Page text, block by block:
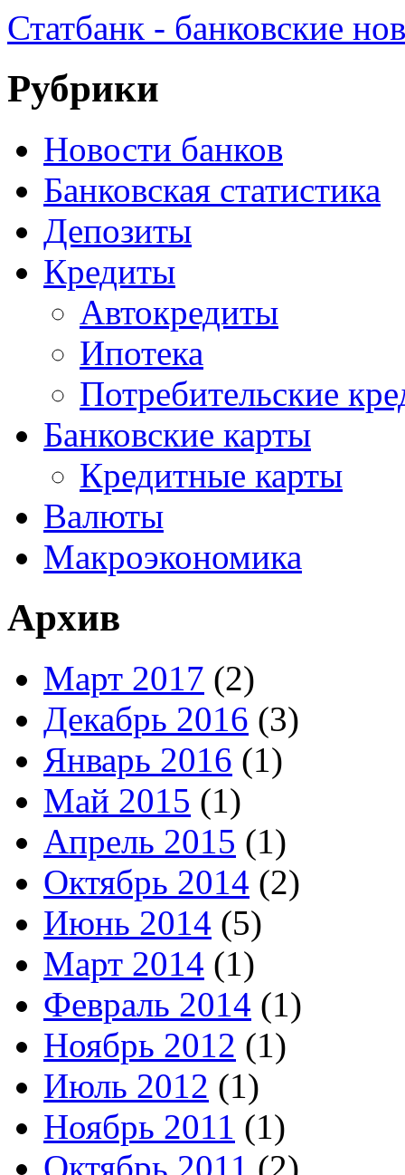
Статбанк - банковские
Рубрики
Новости банков
Банковская статистика
Депозиты
Кредиты
Автокредиты
Ипотека
Потребительские
Банковские карты
Кредитные карты
Валюты
Макроэкономика
Архив
Март 2017 (2)
Декабрь 2016 (3)
Январь 2016 (1)
Май 2015 (1)
Апрель 2015 (1)
Октябрь 2014 (2)
Июнь 2014 (5)
Март 2014 (1)
Февраль 2014 (1)
Ноябрь 2012 (1)
Июль 2012 (1)
Ноябрь 2011 (1)
Октябрь 2011 (2)